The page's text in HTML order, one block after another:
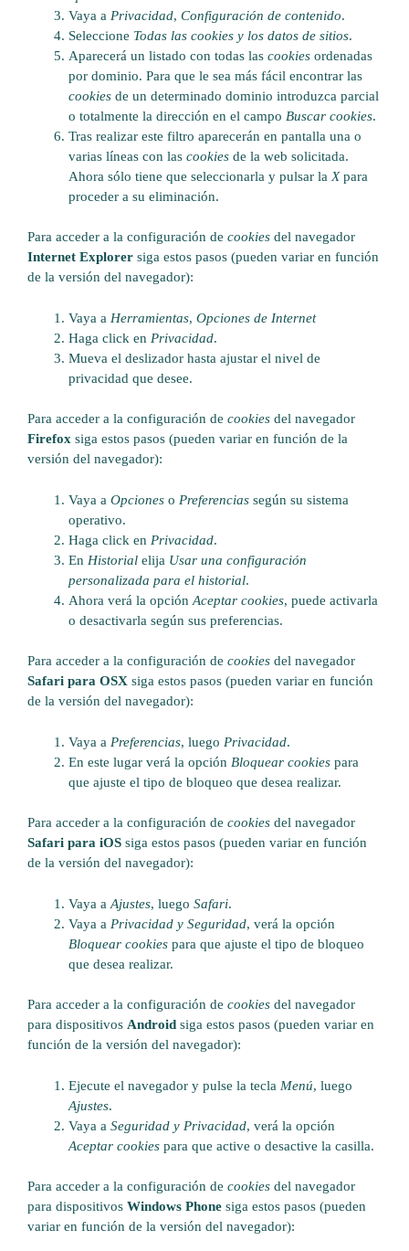
Vaya a Privacidad, Configuración de contenido.
Seleccione Todas las cookies y los datos de sitios.
Aparecerá un listado con todas las cookies ordenadas
por dominio. Para que le sea más fácil encontrar las
cookies de un determinado dominio introduzca parcial
o totalmente la dirección en el campo Buscar cookies.
Tras realizar este filtro aparecerán en pantalla una o
varias líneas con las cookies de la web solicitada.
Ahora sólo tiene que seleccionarla y pulsar la Xpara
proceder a su eliminación.
Para acceder a la configuración de cookies del navegador
Internet Explorer siga estos pasos (pueden variar en función
de la versión del navegador):
Vaya a Herramientas, Opciones de Internet
Haga click en Privacidad.
Mueva el deslizador hasta ajustar el nivel de
privacidad que desee.
Para acceder a la configuración de cookies del navegador
Firefox siga estos pasos (pueden variar en función de la
versión del navegador):
Vaya a Opciones o Preferencias según su sistema
operativo.
Haga click en Privacidad.
En Historial elija Usar una configuración
personalizada para el historial.
Ahora verá la opción Aceptar cookies, puede activarla
o desactivarla según sus preferencias.
Para acceder a la configuración de cookies del navegador
Safari para OSX siga estos pasos (pueden variar en función
de la versión del navegador):
Vaya a Preferencias, luego Privacidad.
En este lugar verá la opción Bloquear cookies para
que ajuste el tipo de bloqueo que desea realizar.
Para acceder a la configuración de cookies del navegador
Safari para iOS siga estos pasos (pueden variar en función
de la versión del navegador):
Vaya a Ajustes, luego Safari.
Vaya a Privacidad y Seguridad, verá la opción
Bloquear cookies para que ajuste el tipo de bloqueo
que desea realizar.
Para acceder a la configuración de cookies del navegador
para dispositivos Android siga estos pasos (pueden variar en
función de la versión del navegador):
Ejecute el navegador y pulse la tecla Menú, luego
Ajustes.
Vaya a Seguridad y Privacidad, verá la opción
Aceptar cookies para que active o desactive la casilla.
Para acceder a la configuración de cookies del navegador
para dispositivos Windows Phone siga estos pasos (pueden
variar en función de la versión del navegador):